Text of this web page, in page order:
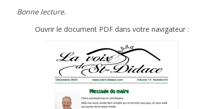
Bonne lecture.
Ouvrir le document PDF dans votre navigateur :